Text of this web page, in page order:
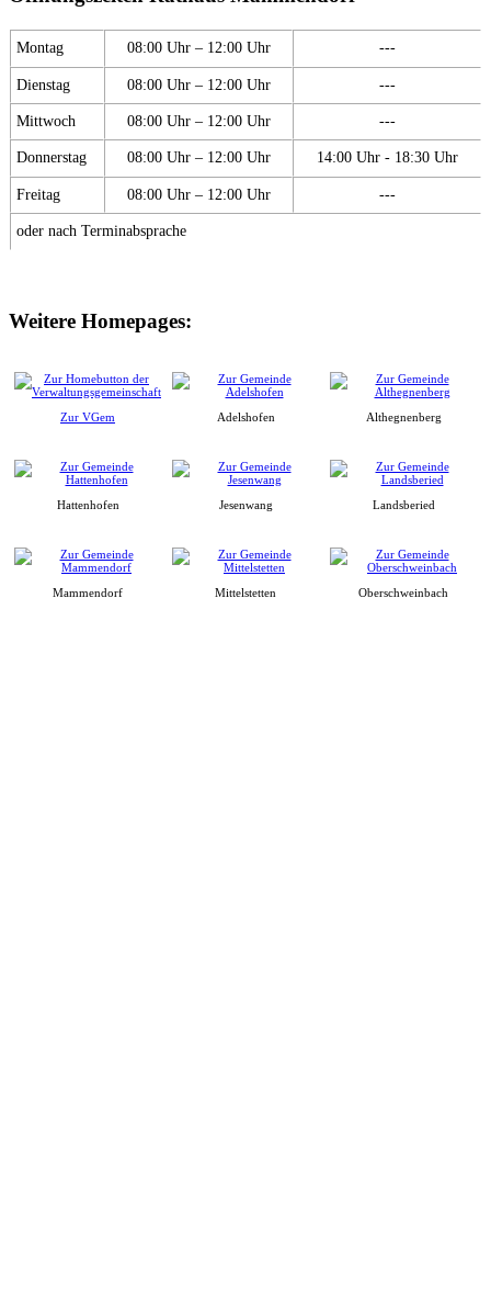
Montag 08:00 Uhr – 12:00 Uhr ---
Dienstag 08:00 Uhr – 12:00 Uhr ---
Mittwoch 08:00 Uhr – 12:00 Uhr ---
Donnerstag 08:00 Uhr – 12:00 Uhr 14:00 Uhr - 18:30 Uhr
Freitag 08:00 Uhr – 12:00 Uhr ---
oder nach Terminabsprache
Weitere Homepages:
Zur VGem Adelshofen Althegnenberg
Hattenhofen Jesenwang Landsberied
Mammendorf Mittelstetten Oberschweinbach